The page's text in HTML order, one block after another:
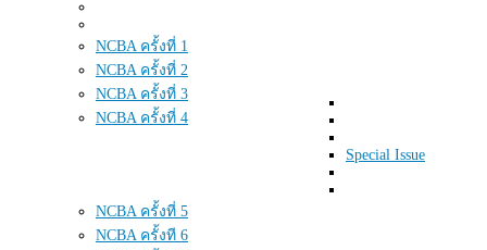
NCBA ครั้งที่ 1
NCBA ครั้งที่ 2
NCBA ครั้งที่ 3
NCBA ครั้งที่ 4
Special Issue
NCBA ครั้งที่ 5
NCBA ครั้งที 6